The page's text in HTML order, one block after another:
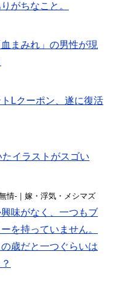
がちなこと。
まみれ」の男性が現
Lクーポン、遂に復活
イラストがスゴい
情-｜嫁・浮気・メシマズ
味がなく、一つもブ
を持っていません。
歳だと一つぐらいは